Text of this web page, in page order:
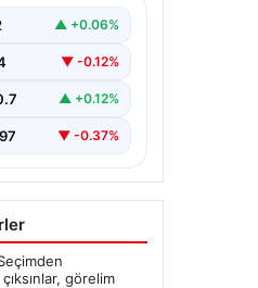
▲ +0.06%
▼ -0.12%
▲ +0.12%
▼ -0.37%
görelim